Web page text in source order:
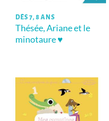
DÈS 7, 8 ANS
Thésée, Ariane et le
minotaure ♥